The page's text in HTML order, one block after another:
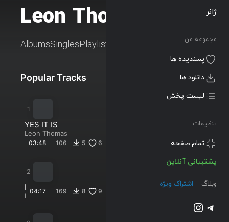
ژانر
مجموعه من
پسندیده ها
دانلود ها
لیست پخش
تنظیمات
تمام صفحه
پشتیبانی آنلاین
وبلاگ اشتراک ویژه
تلگراماینستاگرم
Leon Thomas
AlbumsSinglesPlaylists
Popular Tracks
YES IT IS
Leon Thomas
03:48 106 5 6
M
ULeon
04:17 169 8 9